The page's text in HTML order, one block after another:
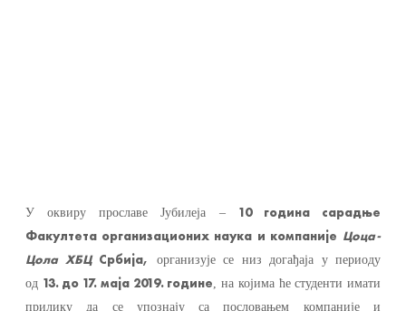
У оквиру прославе Јубилеја – 10 година сарадње
Факултета организационих наука и компаније Цоца-
Цола ХБЦ Србија,
организује се низ догађаја у периоду
од 13. до 17. маја 2019. године , на којима ће студенти имати
прилику да се упознају са пословањем компаније и